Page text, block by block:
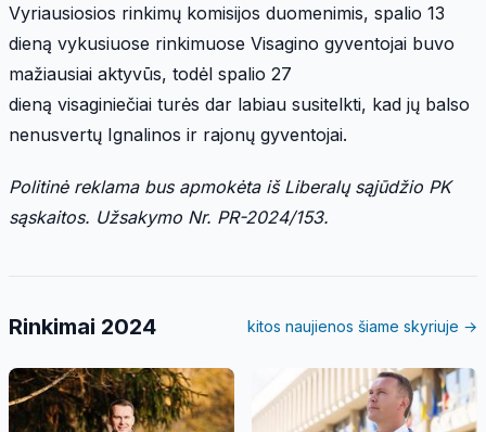
​Vyriausiosios rinkimų komisijos duomenimis, spalio 13
dieną vykusiuose rinkimuose Visagino gyventojai buvo
mažiausiai aktyvūs, todėl spalio 27
dieną visaginiečiai turės dar labiau susitelkti, kad jų balso
nenusvertų Ignalinos ir rajonų gyventojai.
Politinė reklama bus apmokėta iš Liberalų sąjūdžio PK
sąskaitos. Užsakymo Nr. PR-2024/153.
Rinkimai 2024 kitos naujienos šiame skyriuje →